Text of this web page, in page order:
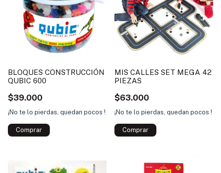
BLOQUES CONSTRUCCIÓN
QUBIC 600
$39.000
¡No te lo pierdas, quedan pocos !
MIS CALLES SET MEGA 42
PIEZAS
$63.000
¡No te lo pierdas, quedan pocos !